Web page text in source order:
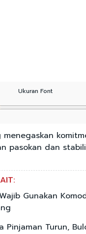
Ukuran Font
menegaskan
pasokan dan
Gunakan
Pinjaman Turun,